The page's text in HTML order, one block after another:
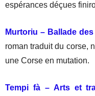
espérances déçues
Murtoriu – Ballade
roman traduit du corse,
une Corse en mutation.
Tempi fà – Arts et